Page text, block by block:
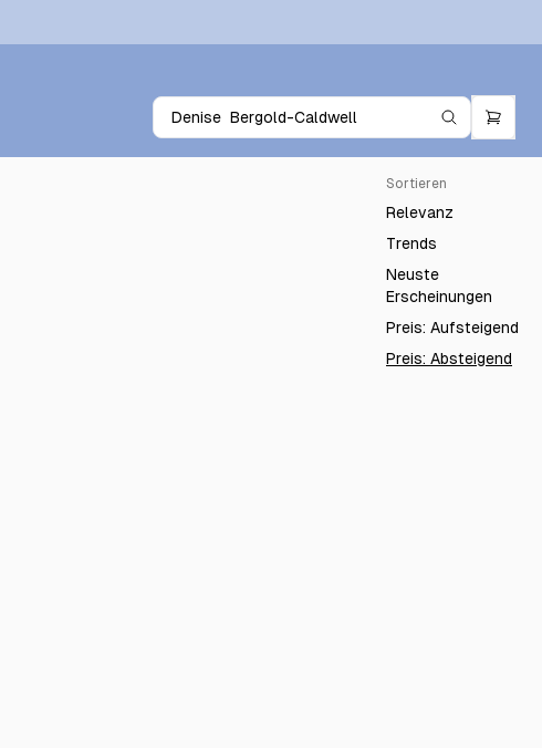
Sortieren
Relevanz
Trends
Neuste
Erscheinungen
Preis: Aufsteigend
Preis: Absteigend